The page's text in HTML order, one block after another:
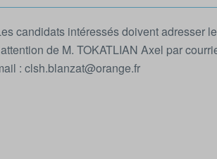
candidats intéressés doivent adresser
de M. TOKATLIAN Axel par
: clsh.blanzat@orange.fr